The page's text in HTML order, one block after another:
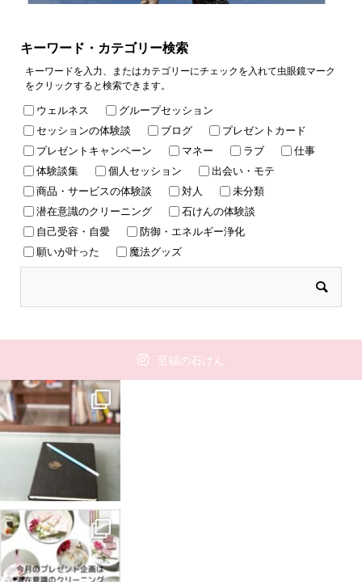
キーワード・カテゴリー検索
キーワードを入力、またはカテゴリーにチェックを入れて虫眼鏡マーク
をクリックすると検索できます。
ウェルネス
グループセッション
セッションの体験談
ブログ
プレゼントカード
プレゼントキャンペーン
マネー ラブ
仕事
体験談集
個人セッション
出会い・モテ
商品・サービスの体験談
対人
未分類
潜在意識のクリーニング
石けんの体験談
自己受容・自愛
防御・エネルギー浄化
願いが叶った
魔法グッズ
至福の石けん